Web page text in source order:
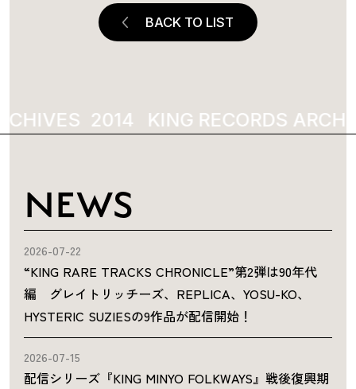
BACK TO LIST
2014 KING RECORDS
NEWS
2026-07-22
“KING RARE TRACKS CHRONICLE”第2弾は90年代
編 グレイトリッチーズ、REPLICA、YOSU-KO、
HYSTERIC SUZIESの9作品が配信開始！
2026-07-15
配信シリーズ『KING MINYO FOLKWAYS』戦後復興期